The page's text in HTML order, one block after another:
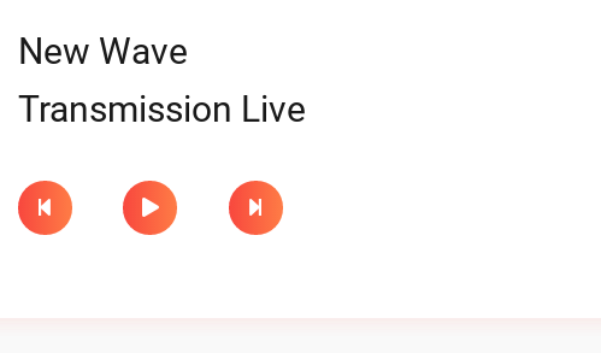
New Wave
Transmission Live